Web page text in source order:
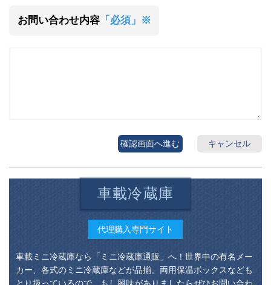
お問い合わせ内容「必須」※
キャンセル
確認画面へ進む
車載冷蔵庫
代理購入専門サイト
車載ミニ冷蔵庫なら「ミニ冷蔵庫通販」へ！世界中の有名メー
カー、各式のミニ冷蔵庫などが品揃。両用保温ボックスなども
とり扱っているので、もし興味がありましたらぜひお問い合わ